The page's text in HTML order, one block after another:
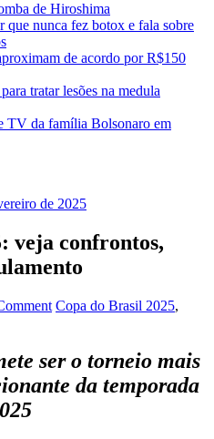
de Hiroshima
que nunca fez botox e fala sobre
de acordo por R$150
tratar lesões na medula
TV da família Bolsonaro em
de 2025
veja confrontos,
Copa do Brasil 2025,
ser o torneio mais
da temporada